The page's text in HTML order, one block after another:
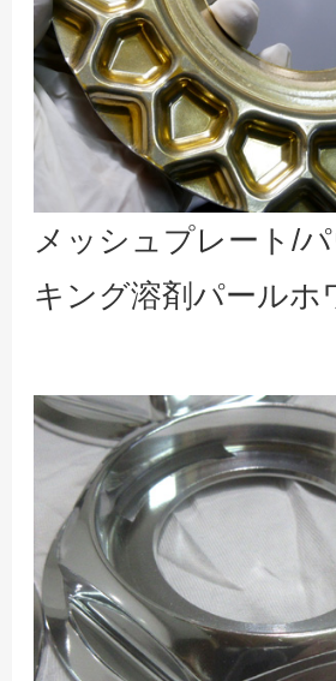
メッシュプレート/
キング溶剤パールホ